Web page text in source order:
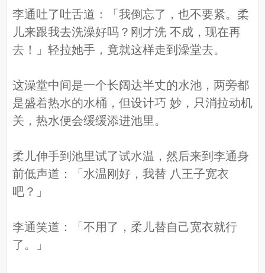
李通吐了吐舌道：「我倒忘了，也不要紧。柔
儿来跟我去洗澡好吗？刚才洗 不成，现在再
去！」轻拉她手，竟就这样走到澡堂去。
这澡堂中间是一个长阔达半丈的水池，两旁都
是盛着热水的水桶，但设计巧 妙，只消拉动机
关，热水便会缓缓添进池里。
柔儿伸手到池里试了试水温，然后来到李通身
前低声道：「水温刚好，我替 八王子宽衣
吧？」
李通笑道：「不用了，柔儿替自己宽衣就行
了。」